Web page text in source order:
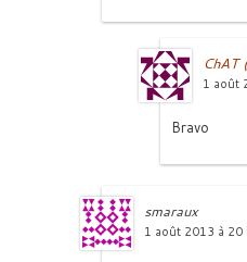
ChAT
1 août
Bravo
smaraux
1 août 2013 à 20